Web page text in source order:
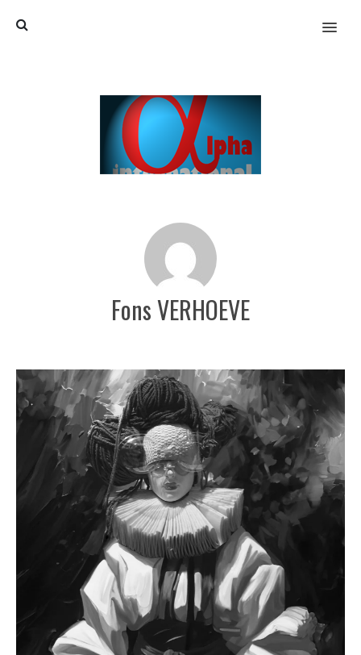
MENU
Fons VERHOEVE